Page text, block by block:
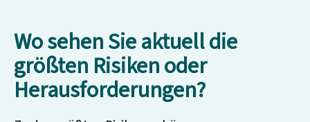
Wo sehen Sie aktuell die
größten Risiken oder
Herausforderungen?